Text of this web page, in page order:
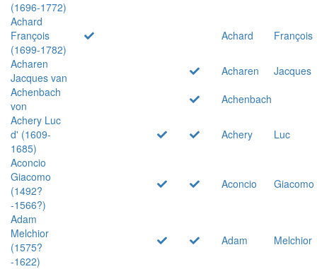
(1696-1772)
Achard
François
(1699-1782)
Achard
François
Acharen
Jacques van
Acharen
Jacques
Achenbach
von
Achenbach
Achery Luc
d' (1609-
1685)
Achery
Luc
Aconcio
Giacomo
(1492?
-1566?)
Aconcio Giacomo
Adam
Melchior
(1575?
-1622)
Adam Melchior